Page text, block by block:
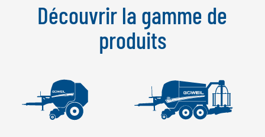
Découvrir la gamme de
produits